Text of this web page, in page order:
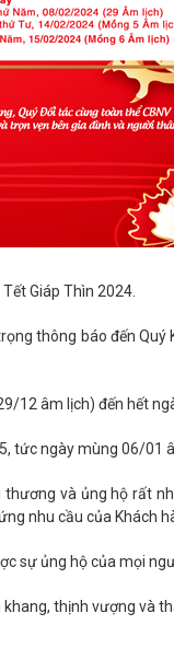
Giáp Thìn 2024.
thông báo đến
12 âm lịch) đến hết
tức ngày mùng 06/01
và ủng hộ rất
nhu cầu của Khách
sự ủng hộ của mọi
thịnh vượng và